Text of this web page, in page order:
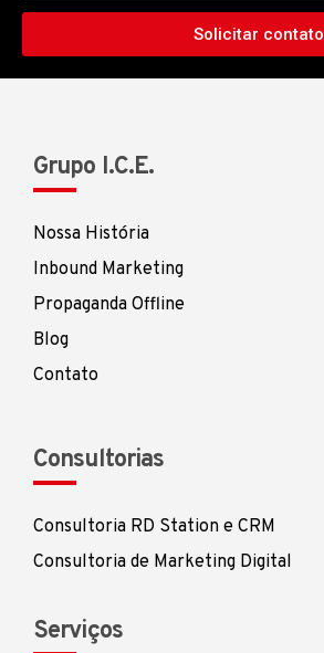
Solicitar contato
Grupo I.C.E.
Nossa História
Inbound Marketing
Propaganda Offline
Blog
Contato
Consultorias
Consultoria RD Station e CRM
Consultoria de Marketing Digital
Serviços